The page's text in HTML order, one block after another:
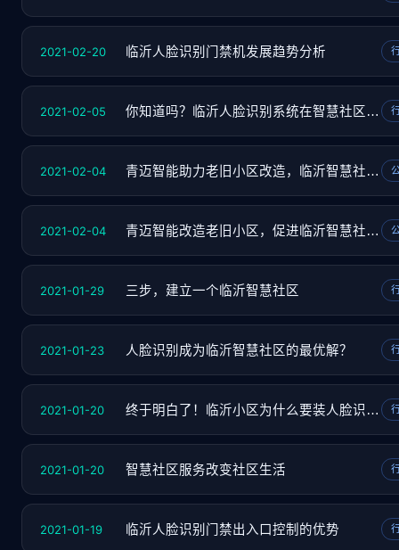
2021-02-20 临沂人脸识别门禁机发展趋势分析
2021-02-05 你知道吗？临沂人脸识别系统在智慧社区的4个基
2021-02-04 青迈智能助力老旧小区改造，临沂智慧社区已成
2021-02-04 青迈智能改造老旧小区，促进临沂智慧社区的建
2021-01-29 三步，建立一个临沂智慧社区
2021-01-23 人脸识别成为临沂智慧社区的最优解？
2021-01-20 终于明白了！临沂小区为什么要装人脸识别门禁
2021-01-20 智慧社区服务改变社区生活
2021-01-19 临沂人脸识别门禁出入口控制的优势